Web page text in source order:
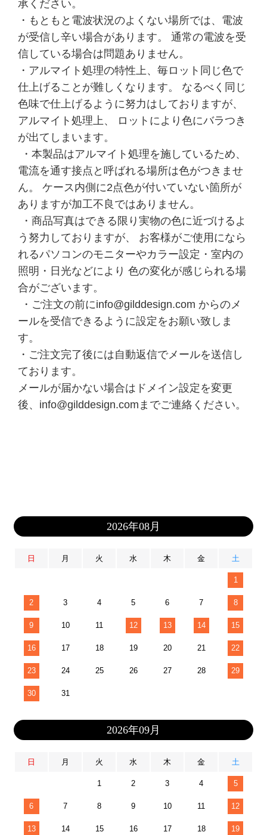
承ください。
・もともと電波状況のよくない場所では、電波
が受信し辛い場合があります。 通常の電波を受
信している場合は問題ありません。
・アルマイト処理の特性上、毎ロット同じ色で
仕上げることが難しくなります。 なるべく同じ
色味で仕上げるように努力はしておりますが、
アルマイト処理上、 ロットにより色にバラつき
が出てしまいます。
・本製品はアルマイト処理を施しているため、
電流を通す接点と呼ばれる場所は色がつきませ
ん。 ケース内側に2点色が付いていない箇所が
ありますが加工不良ではありません。
・商品写真はできる限り実物の色に近づけるよ
う努力しておりますが、 お客様がご使用になら
れるパソコンのモニターやカラー設定・室内の
照明・日光などにより 色の変化が感じられる場
合がございます。
・ご注文の前にinfo@gilddesign.com からのメ
ールを受信できるように設定をお願い致しま
す。
・ご注文完了後には自動返信でメールを送信し
ております。
メールが届かない場合はドメイン設定を変更
後、info@gilddesign.comまでご連絡ください。
2026年08月
日 月 火 水 木 金 土
1
2 3 4 5 6 7 8
9 10 11 12 13 14 15
16 17 18 19 20 21 22
23 24 25 26 27 28 29
30 31
2026年09月
日 月 火 水 木 金 土
1 2 3 4 5
6 7 8 9 10 11 12
13 14 15 16 17 18 19